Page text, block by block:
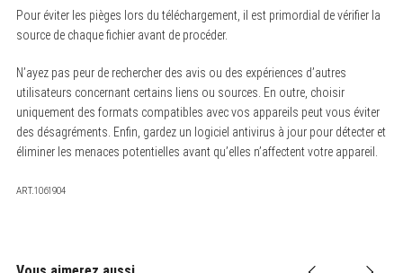
Pour éviter les pièges lors du téléchargement, il est primordial de vérifier la
source de chaque fichier avant de procéder.
N’ayez pas peur de rechercher des avis ou des expériences d’autres
utilisateurs concernant certains liens ou sources. En outre, choisir
uniquement des formats compatibles avec vos appareils peut vous éviter
des désagréments. Enfin, gardez un logiciel antivirus à jour pour détecter et
éliminer les menaces potentielles avant qu’elles n’affectent votre appareil.
ART.1061904